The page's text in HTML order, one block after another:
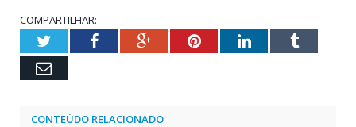
COMPARTILHAR:
TwitterFacebookGoogle+PinterestLinkedInTumblr
Email
CONTEÚDO RELACIONADO